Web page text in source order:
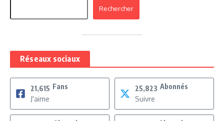
Rechercher
Réseaux sociaux
21,615 Fans
J'aime
25,823 Abonnés
Suivre